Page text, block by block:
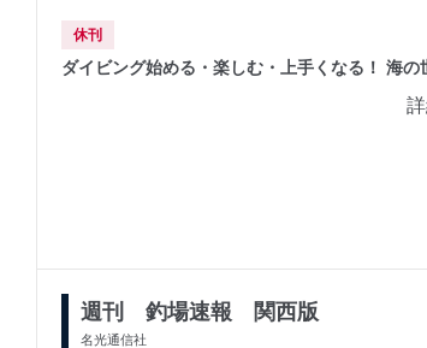
休刊
ダイビング始める・楽しむ・上手くなる！ 海の
週刊 釣場速報 関西版
名光通信社